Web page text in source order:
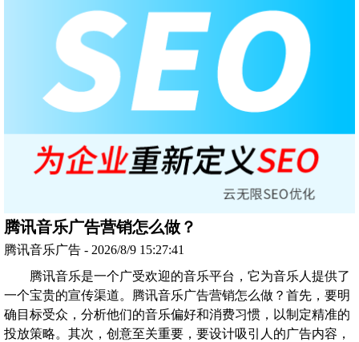
腾讯音乐广告营销怎么做？
腾讯音乐广告 - 2026/8/9 15:27:41
腾讯音乐是一个广受欢迎的音乐平台，它为音乐人提供了
一个宝贵的宣传渠道。腾讯音乐广告营销怎么做？首先，要明
确目标受众，分析他们的音乐偏好和消费习惯，以制定精准的
投放策略。其次，创意至关重要，要设计吸引人的广告内容，